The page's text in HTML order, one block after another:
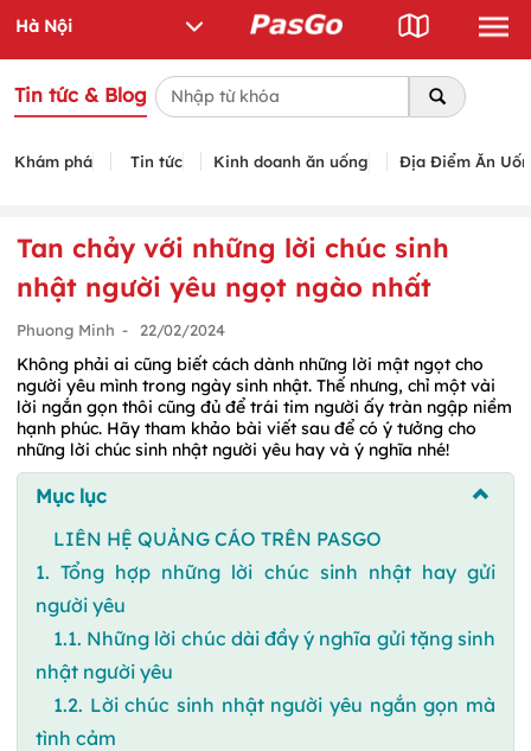
Tin tức & Blog
Khám phá Tin tức Kinh doanh ăn uống Địa Điểm Ăn
Tan chảy với những lời chúc sinh
nhật người yêu ngọt ngào nhất
Phuong Minh - 22/02/2024
Không phải ai cũng biết cách dành những lời mật ngọt cho
người yêu mình trong ngày sinh nhật. Thế nhưng, chỉ một vài
lời ngắn gọn thôi cũng đủ để trái tim người ấy tràn ngập niềm
hạnh phúc. Hãy tham khảo bài viết sau để có ý tưởng cho
những lời chúc sinh nhật người yêu hay và ý nghĩa nhé!
Mục lục
LIÊN HỆ QUẢNG CÁO TRÊN PASGO
1. Tổng hợp những lời chúc sinh nhật hay gửi
người yêu
1.1. Những lời chúc dài đầy ý nghĩa gửi tặng sinh
nhật người yêu
1.2. Lời chúc sinh nhật người yêu ngắn gọn mà
tình cảm